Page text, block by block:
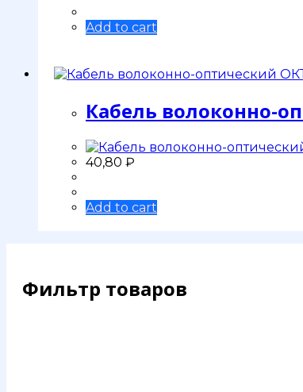
Add to cart
Кабель волоконно-
40,80 ₽
Add to cart
Фильтр товаров